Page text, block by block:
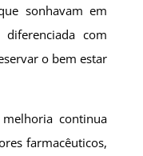
sonhavam em
com
o bem estar
continua
farmacêuticos,